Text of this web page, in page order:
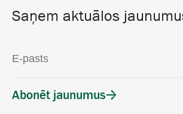
Saņem aktuālos
Abonēt jaunumus